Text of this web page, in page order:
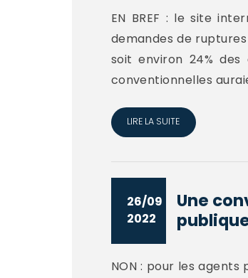
EN BREF : le site
demandes de
soit environ 24%
conventionnelles
LIRE LA SUITE
26/09
2022
Une
NON : pour les